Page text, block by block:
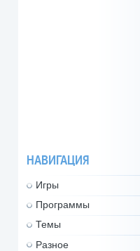
НАВИГАЦИЯ
Игры
Программы
Темы
Разное